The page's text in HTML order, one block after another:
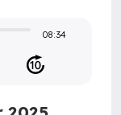
08:34